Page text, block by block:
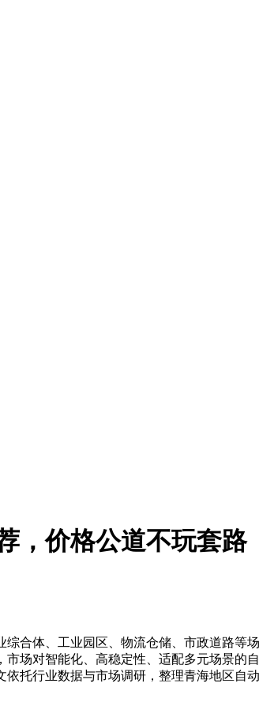
，价格公道不玩套路
体、工业园区、物流仓储、市政道路等
场对智能化、高稳定性、适配多元场景
托行业数据与市场调研，整理青海地区自